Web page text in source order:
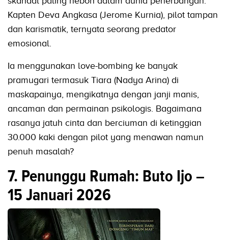
Kapten Deva Angkasa (Jerome Kurnia), pilot tampan
dan karismatik, ternyata seorang predator
emosional.
Ia menggunakan love-bombing ke banyak
pramugari termasuk Tiara (Nadya Arina) di
maskapainya, mengikatnya dengan janji manis,
ancaman dan permainan psikologis. Bagaimana
rasanya jatuh cinta dan berciuman di ketinggian
30.000 kaki dengan pilot yang menawan namun
penuh masalah?
7. Penunggu Rumah: Buto Ijo –
15 Januari 2026